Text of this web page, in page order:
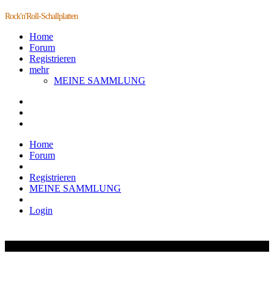
Rock'n'Roll-Schallplatten
Home
Forum
Registrieren
mehr
MEINE SAMMLUNG
Home
Forum
Registrieren
MEINE SAMMLUNG
Login